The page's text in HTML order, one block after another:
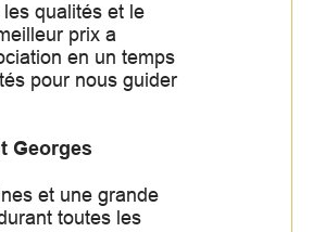
qualités et le
prix a
en un temps
pour nous guider
Georges
et une grande
toutes les